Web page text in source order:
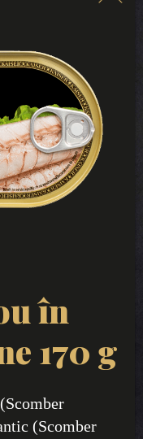
în
170 g
(Scomber